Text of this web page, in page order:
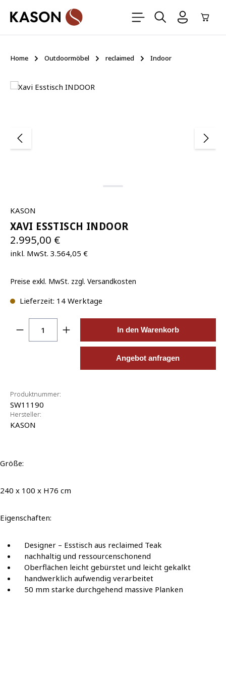
Zum Hauptinhalt springen
Home Outdoormöbel reclaimed Indoor
Bildergalerie überspringen
KASON
XAVI ESSTISCH INDOOR
2.995,00 €
inkl. MwSt. 3.564,05 €
Preise exkl. MwSt. zzgl. Versandkosten
Lieferzeit: 14 Werktage
Produkt Anzahl: Gib den gewünschten Wert
In den Warenkorb
Angebot anfragen
Produktnummer:
SW11190
Hersteller:
KASON
Größe:
240 x 100 x H76 cm
Eigenschaften:
Designer – Esstisch aus reclaimed Teak
nachhaltig und ressourcenschonend
Oberflächen leicht gebürstet und leicht gekalkt
handwerklich aufwendig verarbeitet
50 mm starke durchgehend massive Planken